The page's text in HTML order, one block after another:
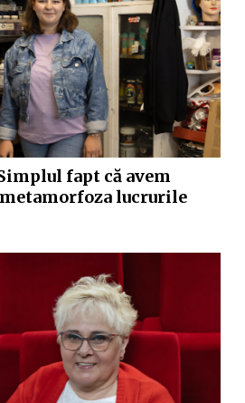
fapt că avem
metamorfoza lucrurile